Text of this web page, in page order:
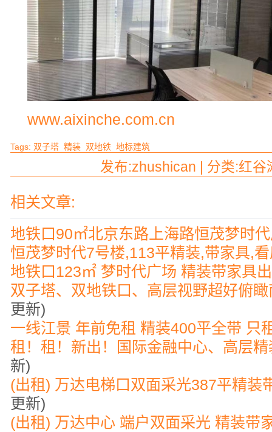
www.aixinche.com.cn
Tags:双子塔 精装 双地铁 地标建筑
发布:zhushican | 分类:红谷
相关文章:
地铁口90㎡北京东路上海路恒茂梦时
恒茂梦时代7号楼,113平精装,带家具,
地铁口123㎡ 梦时代广场 精装带家具
双子塔、双地铁口、高层视野超好俯
更新)
一线江景 年前免租 精装400平全带 只
租！租！新出！国际金融中心、高层
新)
(出租) 万达电梯口双面采光387平精装
更新)
(出租) 万达中心 端户双面采光 精装带